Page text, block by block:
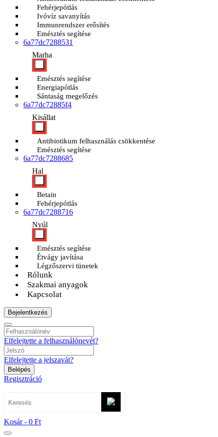
Fehérjepótlás
Ivóvíz savanyítás
Immunrendszer erősítés
Emésztés segítése
6a77dc7288531
Marha
Emésztés segítése
Energiapótlás
Sántaság megelőzés
6a77dc72885f4
Kisállat
Antibiotikum felhasználás csökkentése
Emésztés segítése
6a77dc7288685
Hal
Betain
Fehérjepótlás
6a77dc7288716
Nyúl
Emésztés segítése
Étvágy javítása
Légzőszervi tünetek
Rólunk
Szakmai anyagok
Kapcsolat
Bejelentkezés
Elfelejtette a felhasználónevét?
Elfelejtette a jelszavát?
Belépés
Regisztráció
Kosár - 0 Ft